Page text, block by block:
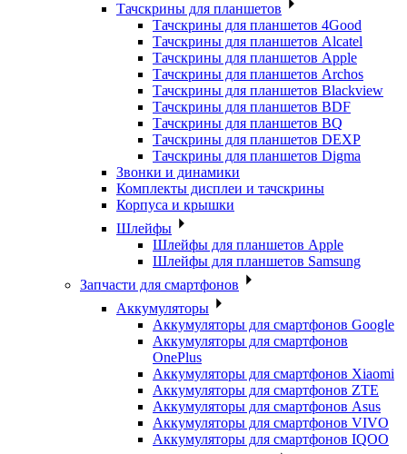
Тачскрины для планшетов
Тачскрины для планшетов 4Good
Тачскрины для планшетов Alcatel
Тачскрины для планшетов Apple
Тачскрины для планшетов Archos
Тачскрины для планшетов Blackview
Тачскрины для планшетов BDF
Тачскрины для планшетов BQ
Тачскрины для планшетов DEXP
Тачскрины для планшетов Digma
Звонки и динамики
Комплекты дисплеи и тачскрины
Корпуса и крышки
Шлейфы
Шлейфы для планшетов Apple
Шлейфы для планшетов Samsung
Запчасти для смартфонов
Аккумуляторы
Аккумуляторы для смартфонов Google
Аккумуляторы для смартфонов
OnePlus
Аккумуляторы для смартфонов Xiaomi
Аккумуляторы для смартфонов ZTE
Аккумуляторы для cмартфонов Asus
Аккумуляторы для смартфонов VIVO
Аккумуляторы для смартфонов IQOO